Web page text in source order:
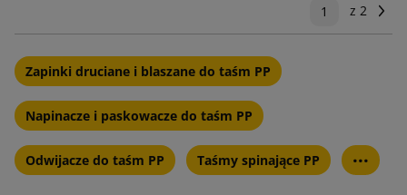
1 z 2
Zapinki druciane i blaszane do taśm PP
Napinacze i paskowacze do taśm PP
Odwijacze do taśm PP Taśmy spinające PP ...